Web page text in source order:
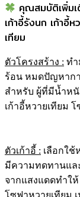
คุณสมบัติเพิ่มเ
เก้าอี้รังนก เก้าอี้
เทียม
ตัวโครงสร้าง : ทำ
ร้อน หมดปัญหาก
สำหรับ ผู้ที่มีน้ำหนั
เก้าอี้หวายเทียม
ตัวเก้าอี้ : เลือกใช้
มีความทดทานแล
จากแสงแดดทำให้
โซฟาหวายเทียม